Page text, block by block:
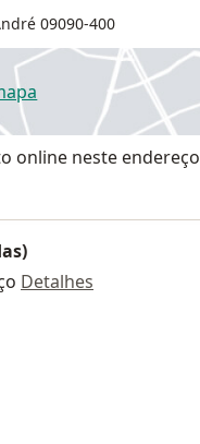
09090-400
num novo separador
online neste endereço
Detalhes